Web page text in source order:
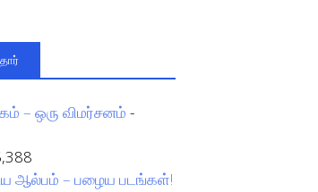
– ஒரு விமர்சனம் -
ஆல்பம் – பழைய படங்கள்!